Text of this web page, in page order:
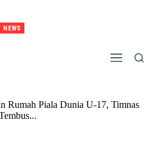
NEWS
Rumah Piala Dunia U-17, Timnas